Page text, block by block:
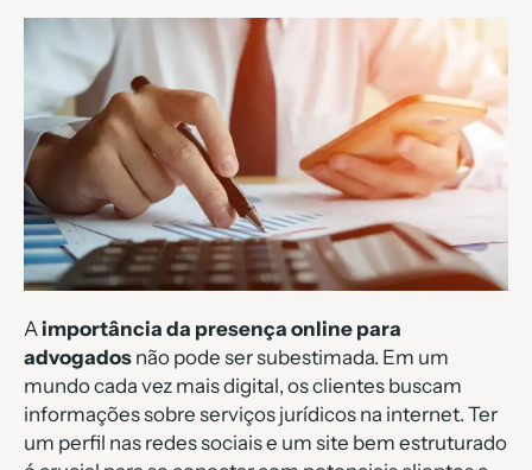
A importância da presença online para
advogados não pode ser subestimada. Em um
mundo cada vez mais digital, os clientes buscam
informações sobre serviços jurídicos na internet. Ter
um perfil nas redes sociais e um site bem estruturado